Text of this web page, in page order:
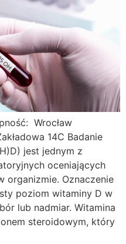
Wrocław
14C Badanie
jest jednym z
oceniających
organizmie. Oznaczenie
poziom witaminy D w
lub nadmiar. Witamina
steroidowym, który